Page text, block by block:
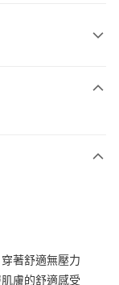
銀行
著舒適無壓力
膚的舒適感受